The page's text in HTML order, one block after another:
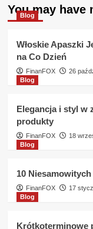
You may have
Blog
Włoskie Apaszki
na Co Dzień
FinanFOX
26
Blog
Elegancja i styl w
produkty
FinanFOX
18
Blog
10
FinanFOX
17
Blog
Krótkoterminowe